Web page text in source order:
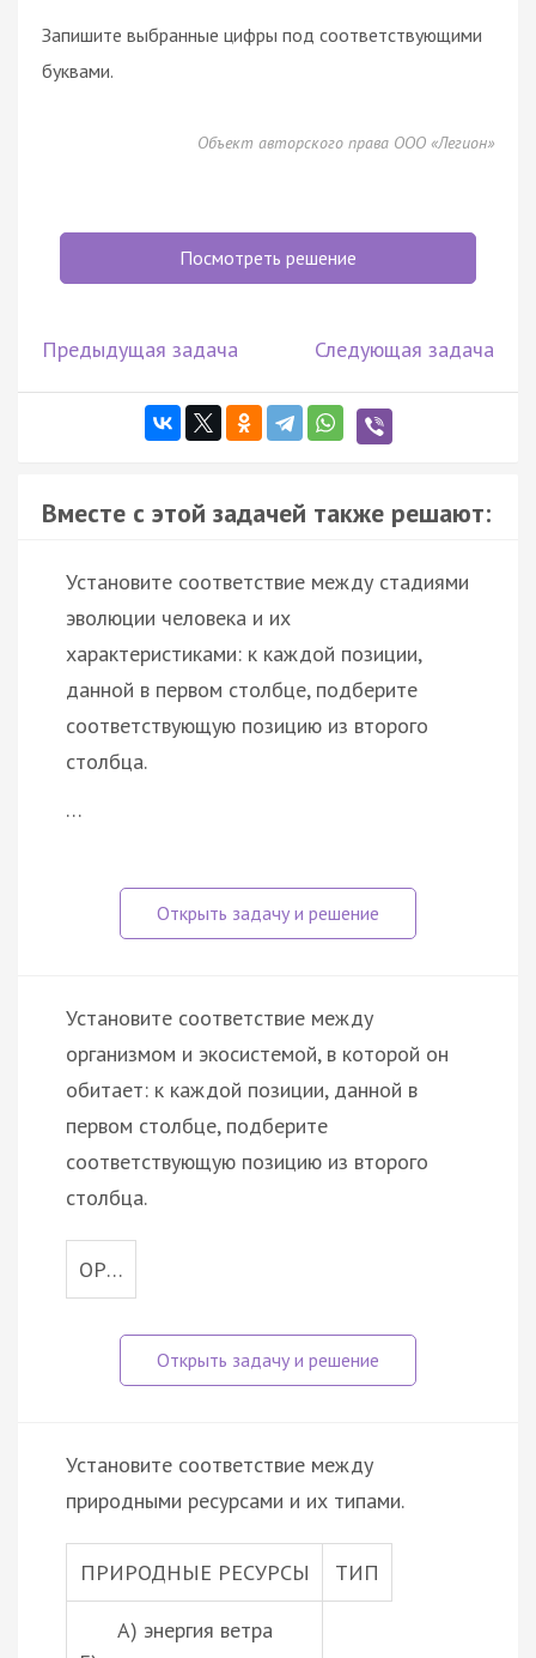
Запишите выбранные цифры под соответствующими
буквами.
Объект авторского права ООО «Легион»
Посмотреть решение
Предыдущая задача Следующая задача
Вместе с этой задачей также решают:
Установите соответствие между стадиями
эволюции человека и их
характеристиками: к каждой позиции,
данной в первом столбце, подберите
соответствующую позицию из второго
столбца.
…
Установите соответствие между
организмом и экосистемой, в которой он
обитает: к каждой позиции, данной в
первом столбце, подберите
соответствующую позицию из второго
столбца.
ОР…
Установите соответствие между
природными ресурсами и их типами.
ПРИРОДНЫЕ РЕСУРСЫ ТИП
А) энергия ветра